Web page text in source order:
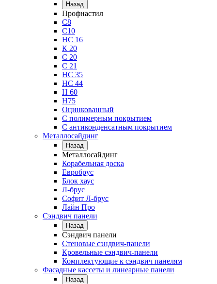
Назад
Профнастил
С8
С10
НС 16
К 20
С 20
С 21
НС 35
НС 44
Н 60
Н75
Оцинкованный
С полимерным покрытием
С антиконденсатным покрытием
Металлосайдинг
Назад
Металлосайдинг
Корабельная доска
Евробрус
Блок хаус
Л-брус
Софит Л-брус
Лайн Про
Сэндвич панели
Назад
Сэндвич панели
Стеновые сэндвич-панели
Кровельные сэндвич-панели
Комплектующие к сэндвич панелям
Фасадные кассеты и линеарные панели
Назад